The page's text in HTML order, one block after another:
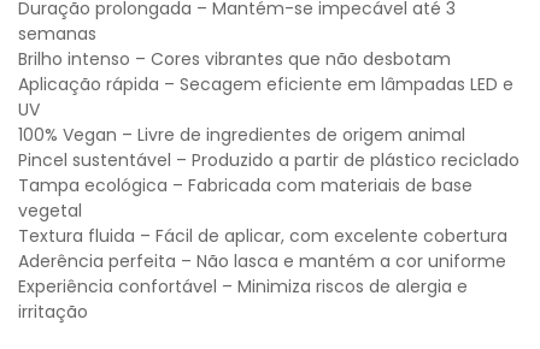
Duração prolongada – Mantém-se impecável até 3
semanas
Brilho intenso – Cores vibrantes que não desbotam
Aplicação rápida – Secagem eficiente em lâmpadas LED e
UV
100% Vegan – Livre de ingredientes de origem animal
Pincel sustentável – Produzido a partir de plástico reciclado
Tampa ecológica – Fabricada com materiais de base
vegetal
Textura fluida – Fácil de aplicar, com excelente cobertura
Aderência perfeita – Não lasca e mantém a cor uniforme
Experiência confortável – Minimiza riscos de alergia e
irritação